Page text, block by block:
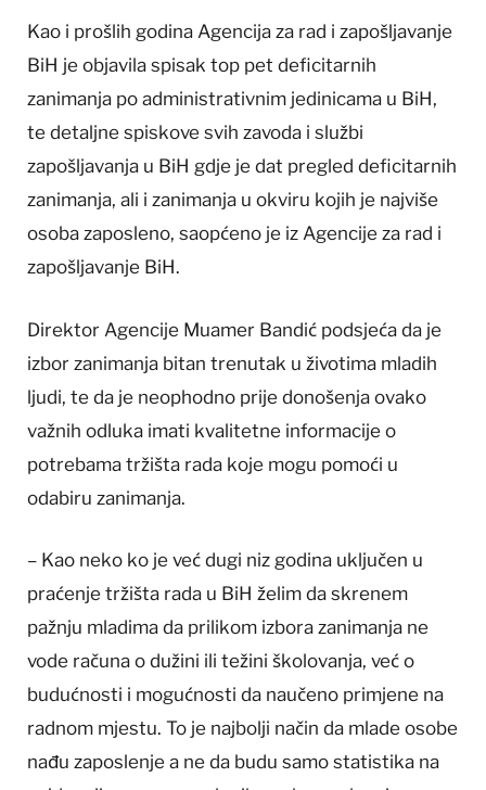
Kao i prošlih godina Agencija za rad i zapošljavanje
BiH je objavila spisak top pet deficitarnih
zanimanja po administrativnim jedinicama u BiH,
te detaljne spiskove svih zavoda i službi
zapošljavanja u BiH gdje je dat pregled deficitarnih
zanimanja, ali i zanimanja u okviru kojih je najviše
osoba zaposleno, saopćeno je iz Agencije za rad i
zapošljavanje BiH.
Direktor Agencije Muamer Bandić podsjeća da je
izbor zanimanja bitan trenutak u životima mladih
ljudi, te da je neophodno prije donošenja ovako
važnih odluka imati kvalitetne informacije o
potrebama tržišta rada koje mogu pomoći u
odabiru zanimanja.
– Kao neko ko je već dugi niz godina uključen u
praćenje tržišta rada u BiH želim da skrenem
pažnju mladima da prilikom izbora zanimanja ne
vode računa o dužini ili težini školovanja, već o
budućnosti i mogućnosti da naučeno primjene na
radnom mjestu. To je najbolji način da mlade osobe
nađu zaposlenje a ne da budu samo statistika na